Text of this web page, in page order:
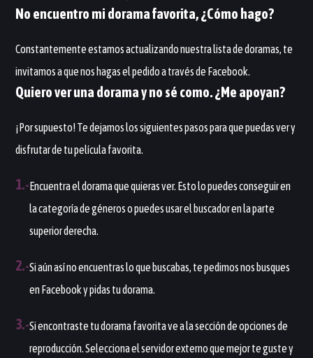
No encuentro mi dorama favorita, ¿Cómo hago?
Constantemente estamos actualizando nuestra lista de doramas, te
invitamos a que nos hagas el pedido a través de Facebook.
Quiero ver una dorama y no sé como. ¿Me apoyan?
¡Por supuesto! Te dejamos los siguientes pasos para que puedas ver y
disfrutar de tu película favorita.
1.-Encuentra el dorama que quieras ver. Esto lo puedes conseguir en
la categoría de géneros o puedes usar el buscador en la parte
superior derecha.
2.-Si aún así no encuentras lo que buscabas, te pedimos nos busques
en Facebook y pidas tu dorama.
3.-Si encontraste tu dorama favorita ve a la sección de opciones de
reproducción. Selecciona el servidor externo que mejor te guste y